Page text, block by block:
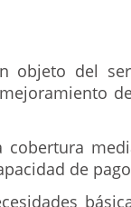
objeto del
de